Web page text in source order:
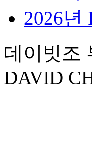
2026년
데이빗조
DAVID